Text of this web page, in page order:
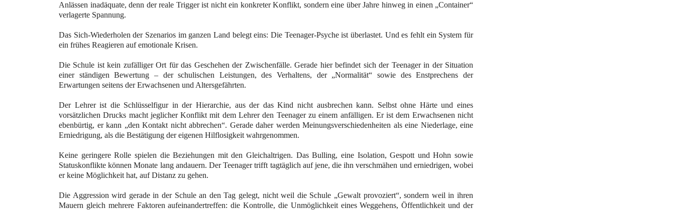
Anlässen inadäquate, denn der reale Trigger ist nicht ein konkreter Konflikt, sondern eine über Jahre hinweg in einen „Container“
verlagerte Spannung.
Das Sich-Wiederholen der Szenarios im ganzen Land belegt eins: Die Teenager-Psyche ist überlastet. Und es fehlt ein System für
ein frühes Reagieren auf emotionale Krisen.
Die Schule ist kein zufälliger Ort für das Geschehen der Zwischenfälle. Gerade hier befindet sich der Teenager in der Situation
einer ständigen Bewertung – der schulischen Leistungen, des Verhaltens, der „Normalität“ sowie des Enstprechens der
Erwartungen seitens der Erwachsenen und Altersgefährten.
Der Lehrer ist die Schlüsselfigur in der Hierarchie, aus der das Kind nicht ausbrechen kann. Selbst ohne Härte und eines
vorsätzlichen Drucks macht jeglicher Konflikt mit dem Lehrer den Teenager zu einem anfälligen. Er ist dem Erwachsenen nicht
ebenbürtig, er kann „den Kontakt nicht abbrechen“. Gerade daher werden Meinungsverschiedenheiten als eine Niederlage, eine
Erniedrigung, als die Bestätigung der eigenen Hilflosigkeit wahrgenommen.
Keine geringere Rolle spielen die Beziehungen mit den Gleichaltrigen. Das Bulling, eine Isolation, Gespott und Hohn sowie
Statuskonflikte können Monate lang andauern. Der Teenager trifft tagtäglich auf jene, die ihn verschmähen und erniedrigen, wobei
er keine Möglichkeit hat, auf Distanz zu gehen.
Die Aggression wird gerade in der Schule an den Tag gelegt, nicht weil die Schule „Gewalt provoziert“, sondern weil in ihren
Mauern gleich mehrere Faktoren aufeinandertreffen: die Kontrolle, die Unmöglichkeit eines Weggehens, Öffentlichkeit und der